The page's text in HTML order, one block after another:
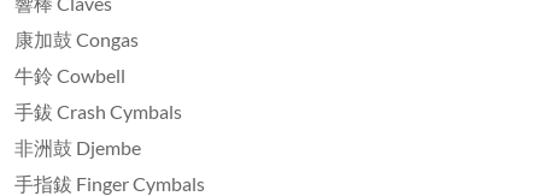
康加鼓 Congas
牛鈴 Cowbell
手鈸 Crash Cymbals
非洲鼓 Djembe
手指鈸 Finger Cymbals